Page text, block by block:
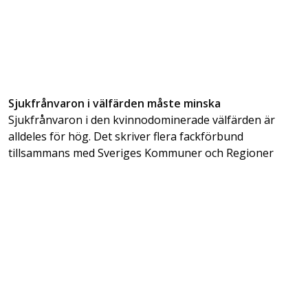
Sjukfrånvaron i välfärden måste minska
Sjukfrånvaron i den kvinnodominerade välfärden är
alldeles för hög. Det skriver flera fackförbund
tillsammans med Sveriges Kommuner och Regioner